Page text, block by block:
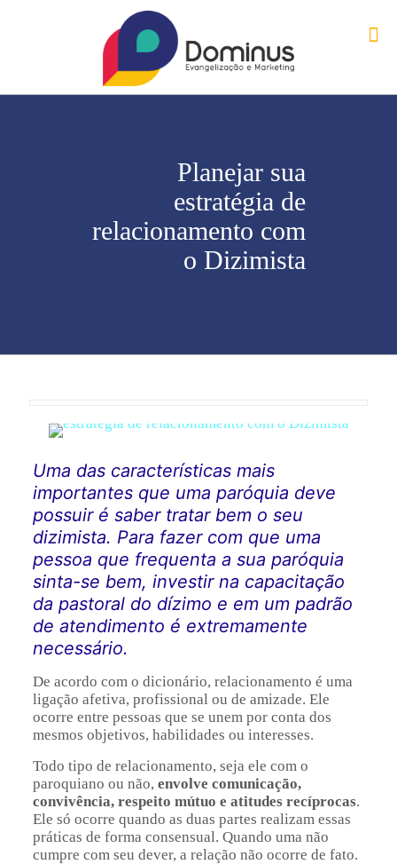
Planejar sua
estratégia de
relacionamento com
o Dizimista
Uma das características mais
importantes que uma paróquia deve
possuir é saber tratar bem o seu
dizimista. Para fazer com que uma
pessoa que frequenta a sua paróquia
sinta-se bem, investir na capacitação
da pastoral do dízimo e em um padrão
de atendimento é extremamente
necessário.
De acordo com o dicionário, relacionamento é uma
ligação afetiva, profissional ou de amizade. Ele
ocorre entre pessoas que se unem por conta dos
mesmos objetivos, habilidades ou interesses.
Todo tipo de relacionamento, seja ele com o
paroquiano ou não, envolve comunicação,
convivência, respeito mútuo e atitudes recíprocas.
Ele só ocorre quando as duas partes realizam essas
práticas de forma consensual. Quando uma não
cumpre com seu dever, a relação não ocorre de fato.